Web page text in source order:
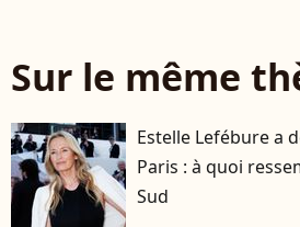
Sur le même
Estelle Lefébure a
Paris : à quoi
Sud